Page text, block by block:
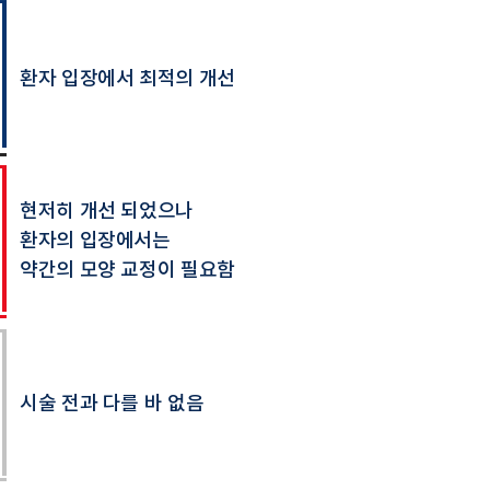
환자 입장에서 최적의 개선
현저히 개선 되었으나
환자의 입장에서는
​약간의 모양 교정이 필요함
시술 전과 다를 바 없음